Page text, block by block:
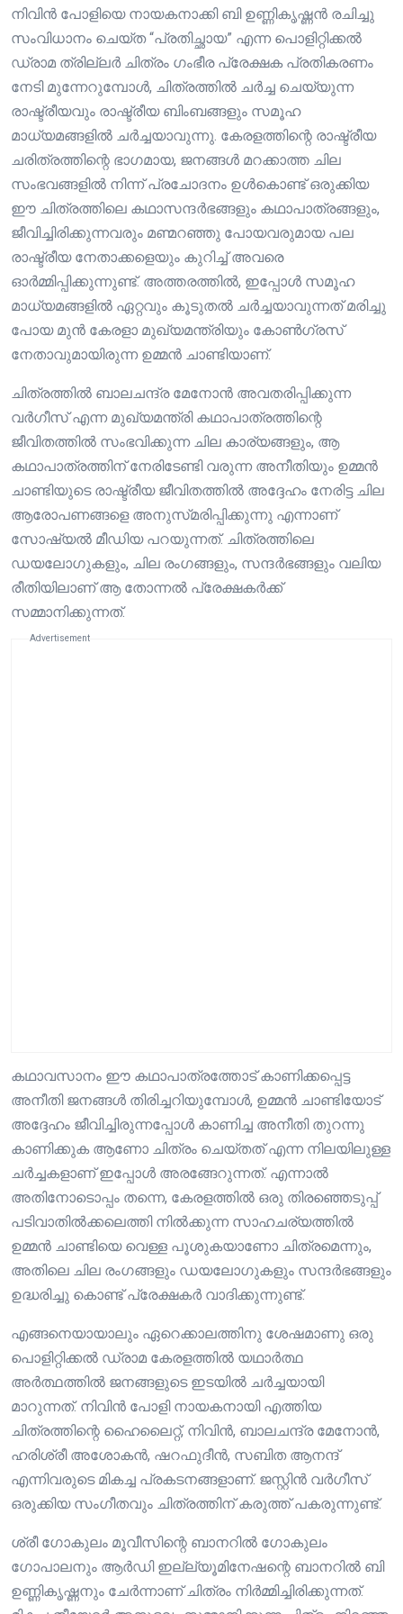
നിവിൻ പോളിയെ നായകനാക്കി ബി ഉണ്ണികൃഷ്ണൻ രചിച്ചു
സംവിധാനം ചെയ്ത “പ്രതിച്ഛായ” എന്ന പൊളിറ്റിക്കൽ
ഡ്രാമ ത്രില്ലർ ചിത്രം ഗംഭീര പ്രേക്ഷക പ്രതികരണം
നേടി മുന്നേറുമ്പോൾ, ചിത്രത്തിൽ ചർച്ച ചെയ്യുന്ന
രാഷ്ട്രീയവും രാഷ്ട്രീയ ബിംബങ്ങളും സമൂഹ
മാധ്യമങ്ങളിൽ ചർച്ചയാവുന്നു. കേരളത്തിന്റെ രാഷ്ട്രീയ
ചരിത്രത്തിന്റെ ഭാഗമായ, ജനങ്ങൾ മറക്കാത്ത ചില
സംഭവങ്ങളിൽ നിന്ന് പ്രചോദനം ഉൾകൊണ്ട് ഒരുക്കിയ
ഈ ചിത്രത്തിലെ കഥാസന്ദർഭങ്ങളും കഥാപാത്രങ്ങളും,
ജീവിച്ചിരിക്കുന്നവരും മണ്മറഞ്ഞു പോയവരുമായ പല
രാഷ്ട്രീയ നേതാക്കളെയും കുറിച്ച് അവരെ
ഓർമ്മിപ്പിക്കുന്നുണ്ട്. അത്തരത്തിൽ, ഇപ്പോൾ സമൂഹ
മാധ്യമങ്ങളിൽ ഏറ്റവും കൂടുതൽ ചർച്ചയാവുന്നത് മരിച്ചു
പോയ മുൻ കേരളാ മുഖ്യമന്ത്രിയും കോൺഗ്രസ്
നേതാവുമായിരുന്ന ഉമ്മൻ ചാണ്ടിയാണ്.
ചിത്രത്തിൽ ബാലചന്ദ്ര മേനോൻ അവതരിപ്പിക്കുന്ന
വർഗീസ് എന്ന മുഖ്യമന്ത്രി കഥാപാത്രത്തിന്റെ
ജീവിതത്തിൽ സംഭവിക്കുന്ന ചില കാര്യങ്ങളും, ആ
കഥാപാത്രത്തിന് നേരിടേണ്ടി വരുന്ന അനീതിയും ഉമ്മൻ
ചാണ്ടിയുടെ രാഷ്ട്രീയ ജീവിതത്തിൽ അദ്ദേഹം നേരിട്ട ചില
ആരോപണങ്ങളെ അനുസ്‌മരിപ്പിക്കുന്നു എന്നാണ്
സോഷ്യൽ മീഡിയ പറയുന്നത്. ചിത്രത്തിലെ
ഡയലോഗുകളും, ചില രംഗങ്ങളും, സന്ദർഭങ്ങളും വലിയ
രീതിയിലാണ് ആ തോന്നൽ പ്രേക്ഷകർക്ക്
സമ്മാനിക്കുന്നത്.
Advertisement
കഥാവസാനം ഈ കഥാപാത്രത്തോട് കാണിക്കപ്പെട്ട
അനീതി ജനങ്ങൾ തിരിച്ചറിയുമ്പോൾ, ഉമ്മൻ ചാണ്ടിയോട്
അദ്ദേഹം ജീവിച്ചിരുന്നപ്പോൾ കാണിച്ച അനീതി തുറന്നു
കാണിക്കുക ആണോ ചിത്രം ചെയ്തത് എന്ന നിലയിലുള്ള
ചർച്ചകളാണ് ഇപ്പോൾ അരങ്ങേറുന്നത്. എന്നാൽ
അതിനോടൊപ്പം തന്നെ, കേരളത്തിൽ ഒരു തിരഞ്ഞെടുപ്പ്
പടിവാതിൽക്കലെത്തി നിൽക്കുന്ന സാഹചര്യത്തിൽ
ഉമ്മൻ ചാണ്ടിയെ വെള്ള പൂശുകയാണോ ചിത്രമെന്നും,
അതിലെ ചില രംഗങ്ങളും ഡയലോഗുകളും സന്ദർഭങ്ങളും
ഉദ്ധരിച്ചു കൊണ്ട് പ്രേക്ഷകർ വാദിക്കുന്നുണ്ട്.
എങ്ങനെയായാലും ഏറെക്കാലത്തിനു ശേഷമാണു ഒരു
പൊളിറ്റിക്കൽ ഡ്രാമ കേരളത്തിൽ യഥാർത്ഥ
അർത്ഥത്തിൽ ജനങ്ങളുടെ ഇടയിൽ ചർച്ചയായി
മാറുന്നത്. നിവിൻ പോളി നായകനായി എത്തിയ
ചിത്രത്തിന്റെ ഹൈലൈറ്റ്, നിവിൻ, ബാലചന്ദ്ര മേനോൻ,
ഹരിശ്രീ അശോകൻ, ഷറഫുദീൻ, സബിത ആനന്ദ്
എന്നിവരുടെ മികച്ച പ്രകടനങ്ങളാണ്. ജസ്റ്റിൻ വർഗീസ്
ഒരുക്കിയ സംഗീതവും ചിത്രത്തിന് കരുത്ത് പകരുന്നുണ്ട്.
ശ്രീ ഗോകുലം മൂവീസിന്റെ ബാനറിൽ ഗോകുലം
ഗോപാലനും ആർഡി ഇല്ല്യൂമിനേഷന്റെ ബാനറിൽ ബി
ഉണ്ണികൃഷ്ണനും ചേർന്നാണ് ചിത്രം നിർമ്മിച്ചിരിക്കുന്നത്.